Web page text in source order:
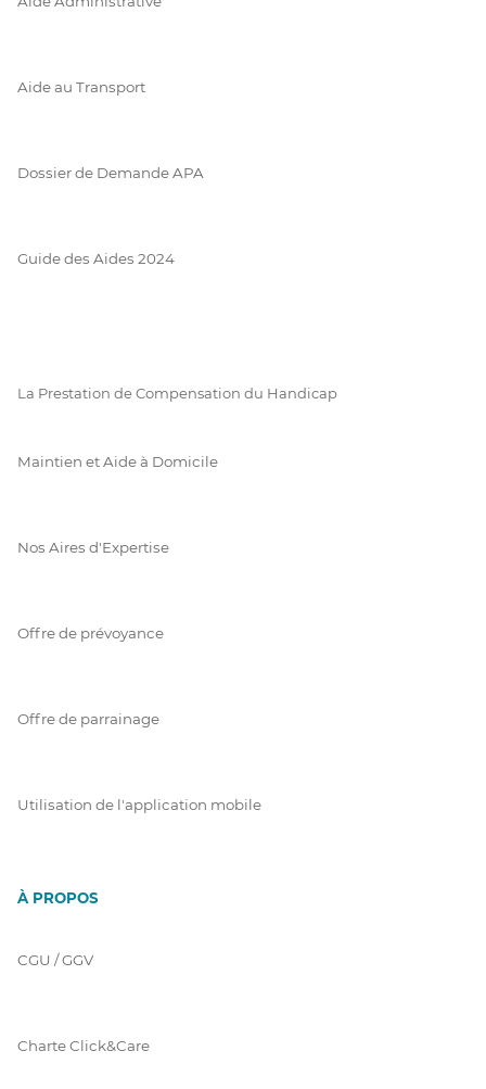
Aide au Transport
Dossier de Demande APA
Guide des Aides 2024
La Prestation de Compensation du Handicap
Maintien et Aide à Domicile
Nos Aires d'Expertise
Offre de prévoyance
Offre de parrainage
Utilisation de l'application mobile
À PROPOS
CGU / GGV
Charte Click&Care